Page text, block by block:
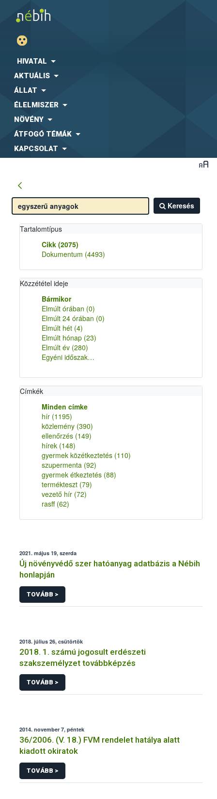
HIVATAL
AKTUÁLIS
ÁLLAT
ÉLELMISZER
NÖVÉNY
ÁTFOGÓ TÉMÁK
KAPCSOLAT
Keresés
Tartalomtípus
Cikk (2075)
Dokumentum (4493)
Közzététel ideje
Bármikor
Elmúlt órában (0)
Elmúlt 24 órában (0)
Elmúlt hét (4)
Elmúlt hónap (23)
Elmúlt év (280)
Egyéni időszak…
Címkék
Minden címke
hír (1195)
közlemény (390)
ellenőrzés (149)
hírek (148)
gyermek közétkeztetés (110)
szupermenta (92)
gyermek étkeztetés (88)
termékteszt (79)
vezető hír (72)
rasff (62)
2021. május 19, szerda
Új növényvédő szer hatóanyag adatbázis a Nébih
honlapján
TOVÁBB >
2018. július 26, csütörtök
2018. 1. számú jogosult erdészeti
szakszemélyzet továbbképzés
TOVÁBB >
2014. november 7, péntek
36/2006. (V. 18.) FVM rendelet hatálya alatt
kiadott okiratok
TOVÁBB >